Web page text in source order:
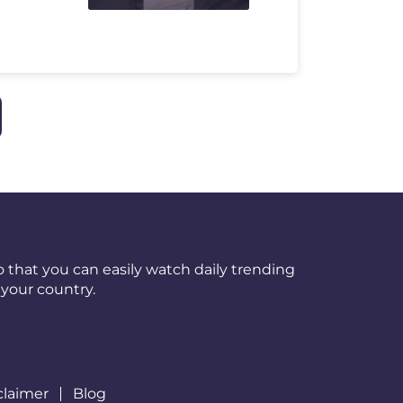
that you can easily watch daily trending
country.
Blog